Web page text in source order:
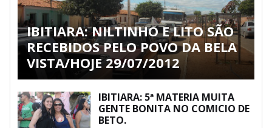
IBITIARA: NILTINHO E LITO SÃO
RECEBIDOS PELO POVO DA BELA
VISTA/HOJE 29/07/2012
IBITIARA: 5ª MATERIA MUITA
GENTE BONITA NO COMICIO DE
BETO.